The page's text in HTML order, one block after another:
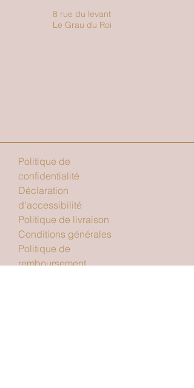
8 rue du levant
Le Grau du Roi
Politique de
confidentialité
Déclaration
d'accessibilité
Politique de livraison
Conditions générales
Politique de
remboursement